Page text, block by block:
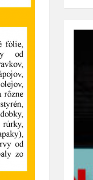
s urnovým hájom
(rok 2023)